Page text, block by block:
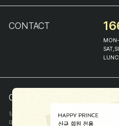
CONTACT
COMPANY INFO
상호
(주)해피프린스
대표
이화진